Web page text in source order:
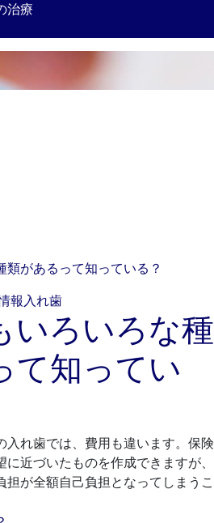
治療
報 入れ歯2021
年
4
月
19
く
れ
も
と
歯
院
いろいろな種
て知ってい
入れ歯では、費用も違います。保険
近づいたものを作成できますが、
が全額自己負担となってしまうこ